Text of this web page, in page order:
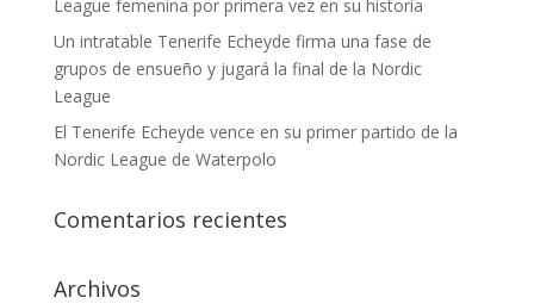
League femenina por primera vez en su historia
Un intratable Tenerife Echeyde firma una fase de
grupos de ensueño y jugará la final de la Nordic
League
El Tenerife Echeyde vence en su primer partido de la
Nordic League de Waterpolo
Comentarios recientes
Archivos